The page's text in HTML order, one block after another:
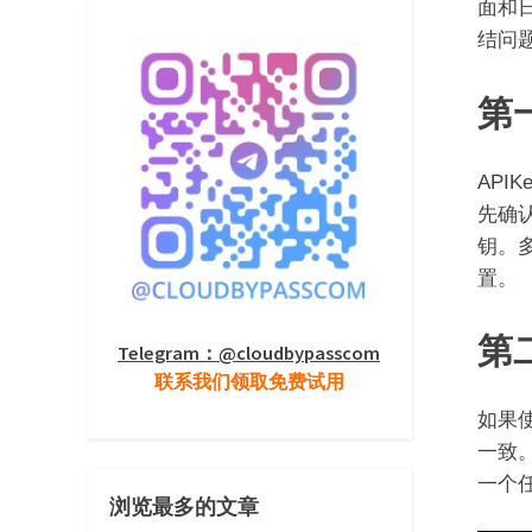
面和
结问
第
先确
钥。
置。
第
如果
一致
一个
Telegram：@cloudbypasscom
联系我们领取免费试用
浏览最多的文章